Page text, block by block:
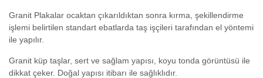
Granit Plakalar ocaktan çıkarıldıktan sonra kırma, şekillendirme
işlemi belirtilen standart ebatlarda taş işçileri tarafından el yöntemi
ile yapılır.
Granit küp taşlar, sert ve sağlam yapısı, koyu tonda görüntüsü ile
dikkat çeker. Doğal yapısı itibarı ile sağlıklıdır.